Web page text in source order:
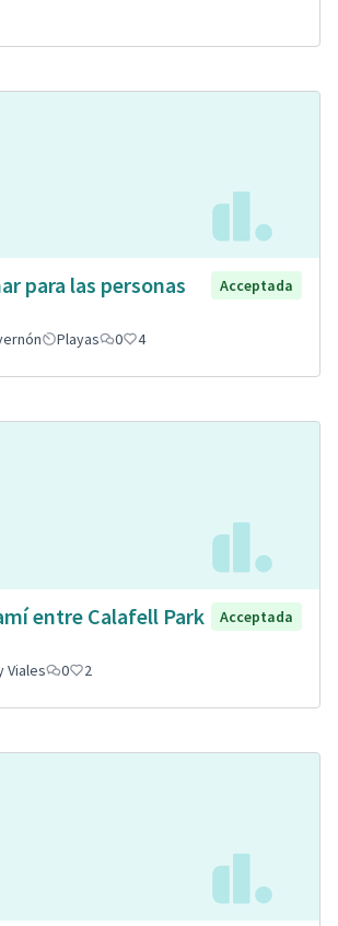
para las personas
Acceptada
Playas 0 4
entre Calafell Park
Acceptada
Viales 0 2